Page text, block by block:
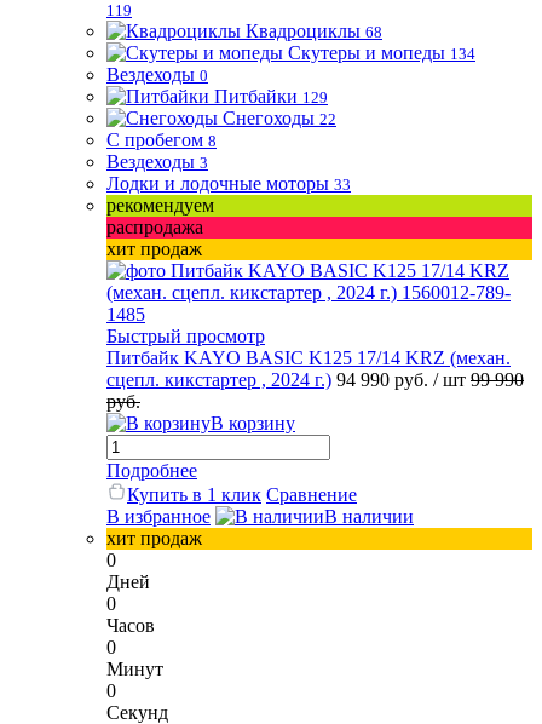
119
Квадроциклы 68
Скутеры и мопеды 134
Вездеходы 0
Питбайки 129
Снегоходы 22
С пробегом 8
Вездеходы 3
Лодки и лодочные моторы 33
рекомендуем
распродажа
хит продаж
Быстрый просмотр
Питбайк KAYO BASIC K125 17/14 KRZ (механ.
сцепл. кикстартер , 2024 г.) 94 990 руб. / шт 99 990
руб.
В корзину
Подробнее
Купить в 1 клик Сравнение
В избранное
В наличии
хит продаж
0
Дней
0
Часов
0
Минут
0
Секунд